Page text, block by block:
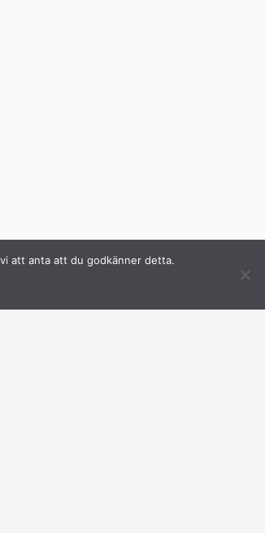
att anta att du godkänner detta.